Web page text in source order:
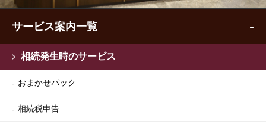
サービス案内一覧
相続発生時のサービス
おまかせパック
相続税申告